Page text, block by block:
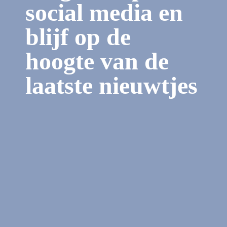
social media en
blijf op de
hoogte van de
laatste nieuwtjes